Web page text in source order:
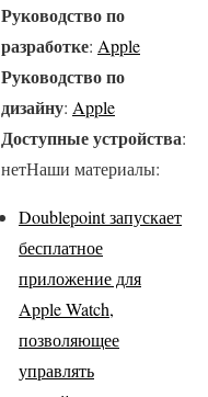
Руководство по
разработке: Apple
Руководство по
дизайну: Apple
Доступные устройства:
нетНаши материалы:
Doublepoint запускает
бесплатное
приложение для
Apple Watch,
позволяющее
управлять